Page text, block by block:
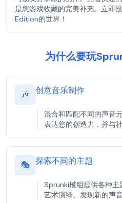
是您游戏收藏的完美补充。立即
Edition的世界！
为什么要玩
🎶 创意音乐制作
混合和匹配不同的声音
表达您的创造力，并与
🎭 探索不同的主题
Sprunki模组提供各种
艺术演绎。发现新的声